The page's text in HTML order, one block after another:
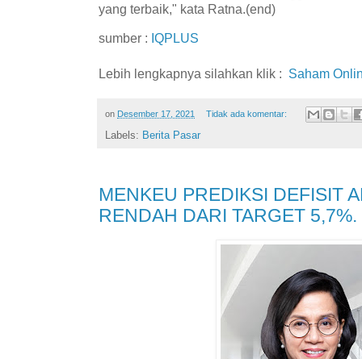
yang terbaik," kata Ratna.(end)
sumber : IQPLUS
Lebih lengkapnya silahkan klik : Saham
on Desember 17, 2021 Tidak ada komentar:
Labels: Berita Pasar
MENKEU PREDIKSI DEFISIT
RENDAH DARI TARGET 5,7%.